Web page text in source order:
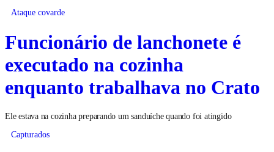
Ataque covarde
Funcionário de lanchonete é
executado na cozinha
enquanto trabalhava no Crato
Ele estava na cozinha preparando um sanduíche quando foi atingido
Capturados